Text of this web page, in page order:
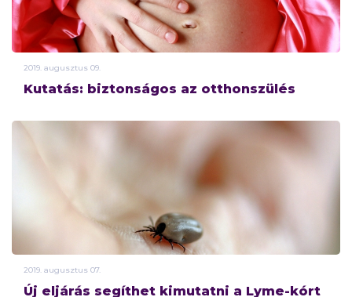
2019. augusztus 09.
Kutatás: biztonságos az otthonszülés
2019. augusztus 07.
Új eljárás segíthet kimutatni a Lyme-kórt